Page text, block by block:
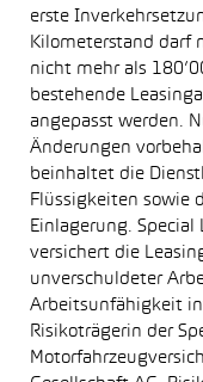
erste
Kilometerstand darf
nicht mehr als
bestehende
angepasst werden.
Änderungen
beinhaltet die
Flüssigkeiten sowie
Einlagerung. Special
versichert die
unverschuldeter
Arbeitsunfähigkeit
Risikoträgerin der